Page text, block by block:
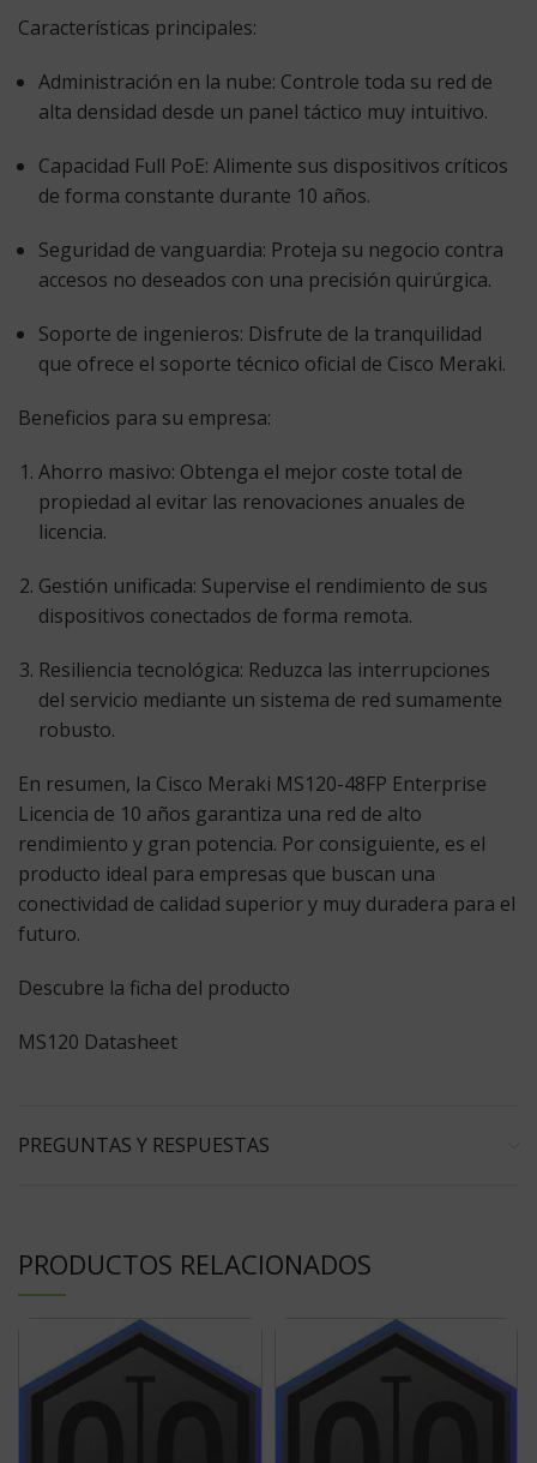
Características principales:
Administración en la nube: Controle toda su red de
alta densidad desde un panel táctico muy intuitivo.
Capacidad Full PoE: Alimente sus dispositivos críticos
de forma constante durante 10 años.
Seguridad de vanguardia: Proteja su negocio contra
accesos no deseados con una precisión quirúrgica.
Soporte de ingenieros: Disfrute de la tranquilidad
que ofrece el soporte técnico oficial de Cisco Meraki.
Beneficios para su empresa:
Ahorro masivo: Obtenga el mejor coste total de
propiedad al evitar las renovaciones anuales de
licencia.
Gestión unificada: Supervise el rendimiento de sus
dispositivos conectados de forma remota.
Resiliencia tecnológica: Reduzca las interrupciones
del servicio mediante un sistema de red sumamente
robusto.
En resumen, la Cisco Meraki MS120-48FP Enterprise
Licencia de 10 años garantiza una red de alto
rendimiento y gran potencia. Por consiguiente, es el
producto ideal para empresas que buscan una
conectividad de calidad superior y muy duradera para el
futuro.
Descubre la ficha del producto
MS120 Datasheet
PREGUNTAS Y RESPUESTAS
PRODUCTOS RELACIONADOS